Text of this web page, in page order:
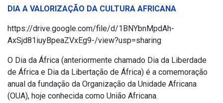
DIA A VALORIZAÇÃO DA CULTURA AFRICANA
https://drive.google.com/file/d/1BNYbnMpdAh-
AxSjd81iuyBpeaZVxEg9-/view?usp=sharing
O Dia da África (anteriormente chamado Dia da Liberdade
de África e Dia da Libertação de África) é a comemoração
anual da fundação da Organização da Unidade Africana
(OUA), hoje conhecida como União Africana.